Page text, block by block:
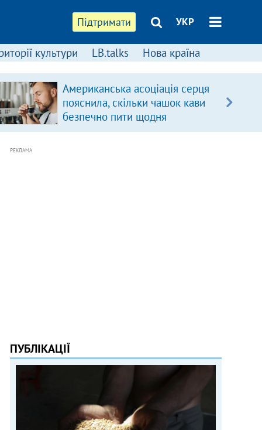
Підтримати УКР
культури LB.talks Нова країна
Американська асоціація серця
пояснила, скільки чашок кави
безпечно пити щодня
РЕКЛАМА
ПУБЛІКАЦІЇ